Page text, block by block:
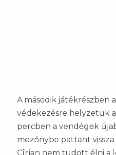
A második játékrészben
védekezésre helyzetük
percben a vendégek
mezőnybe pattant
Cîrjan nem tudott élni a